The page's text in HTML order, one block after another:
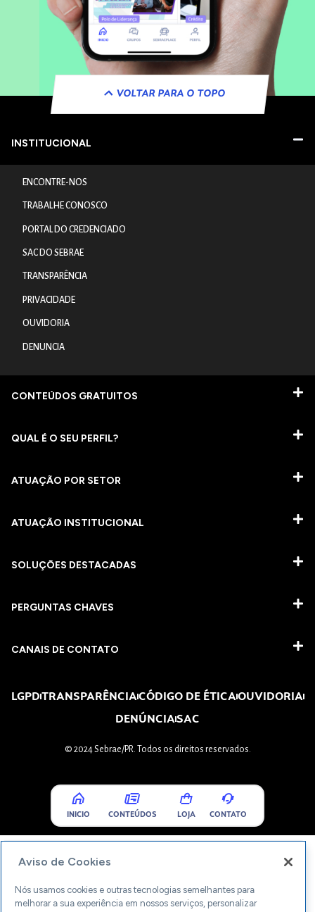
VOLTAR PARA O TOPO
INSTITUCIONAL
ENCONTRE-NOS
TRABALHE CONOSCO
PORTAL DO CREDENCIADO
SAC DO SEBRAE
TRANSPARÊNCIA
PRIVACIDADE
OUVIDORIA
DENUNCIA
CONTEÚDOS GRATUITOS
QUAL É O SEU PERFIL?
ATUAÇÃO POR SETOR
ATUAÇÃO INSTITUCIONAL
SOLUÇÕES DESTACADAS
PERGUNTAS CHAVES​
CANAIS DE CONTATO
LGPDTRANSPARÊNCIACÓDIGO DE ÉTICAOUVIDORIA
DENÚNCIASAC
© 2024 Sebrae/PR. Todos os direitos reservados.
INICIO CONTEÚDOS LOJA CONTATO
Aviso de Cookies
Nós usamos cookies e outras tecnologias semelhantes para
melhorar a sua experiência em nossos serviços, personalizar